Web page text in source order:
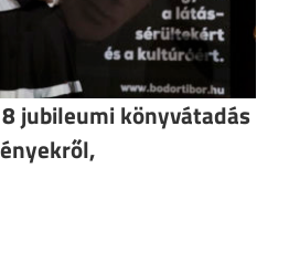
jubileumi könyvátadás